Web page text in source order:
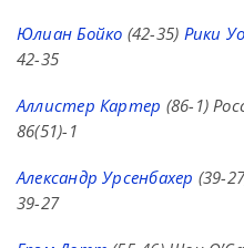
Юлиан Бойко (42-35) Рики
42-35
Аллистер Картер (86-1)
86(51)-1
Александр Урсенбахер (39-
39-27